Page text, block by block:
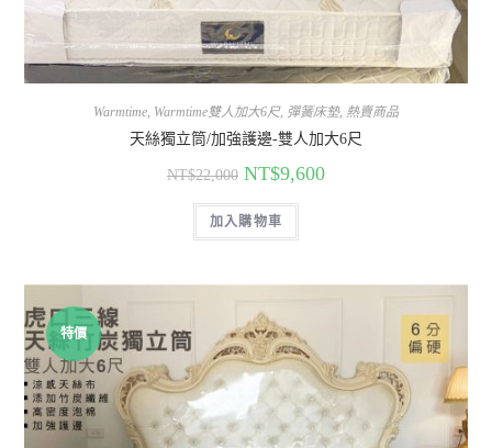
Warmtime, Warmtime雙人加大6尺, 彈簧床墊, 熱賣商品
天絲獨立筒/加強護邊-雙人加大6尺
NT$22,000 NT$9,600
加入購物車
特價